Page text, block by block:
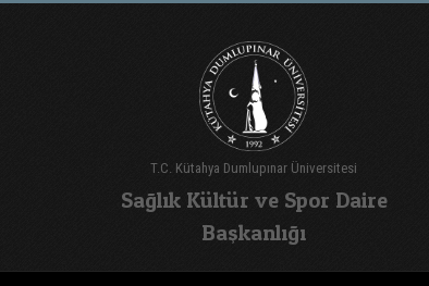
T.C. Kütahya Dumlupınar Üniversitesi
Sağlık Kültür ve Spor Daire
Başkanlığı